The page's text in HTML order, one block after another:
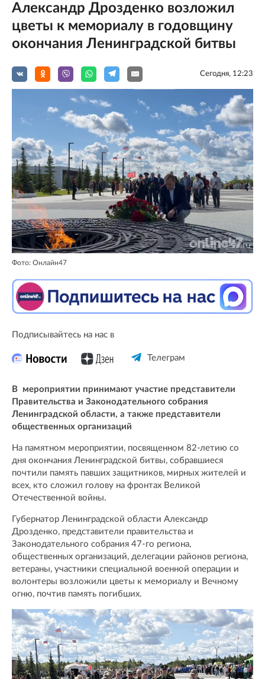
Александр Дрозденко возложил
цветы к мемориалу в годовщину
окончания Ленинградской битвы
Сегодня, 12:23
Фото: Онлайн47
Подписывайтесь на нас в
Телеграм
В мероприятии принимают участие представители
Правительства и Законодательного собрания
Ленинградской области, а также представители
общественных организаций
На памятном мероприятии, посвященном 82-летию со
дня окончания Ленинградской битвы, собравшиеся
почтили память павших защитников, мирных жителей и
всех, кто сложил голову на фронтах Великой
Отечественной войны.
Губернатор Ленинградской области Александр
Дрозденко, представители правительства и
Законодательного собрания 47-го региона,
общественных организаций, делегации районов региона,
ветераны, участники специальной военной операции и
волонтеры возложили цветы к мемориалу и Вечному
огню, почтив память погибших.